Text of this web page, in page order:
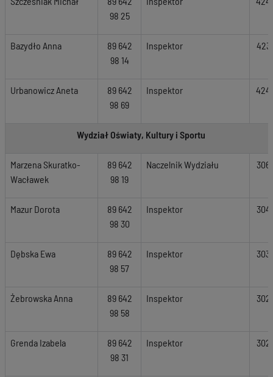
98 25
Bazydło Anna
89 642
98 14
Inspektor 423
Urbanowicz Aneta
89 642
98 69
Inspektor 424
Wydział Oświaty, Kultury i Sportu
Marzena Skuratko-
Wacławek
89 642
98 19
Naczelnik Wydziału 306
Mazur Dorota
89 642
98 30
Inspektor 304
Dębska Ewa
89 642
98 57
Inspektor 303
Żebrowska Anna
89 642
98 58
Inspektor 302
Grenda Izabela
89 642
98 31
Inspektor 302